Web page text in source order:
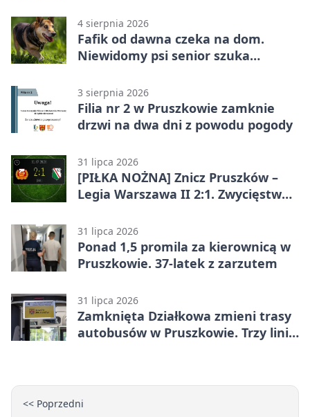
4 sierpnia 2026
Fafik od dawna czeka na dom.
Niewidomy psi senior szuka
3 sierpnia 2026
Filia nr 2 w Pruszkowie zamknie
drzwi na dwa dni z powodu pogody
31 lipca 2026
[PIŁKA NOŻNA] Znicz Pruszków –
Legia Warszawa II 2:1. Zwycięstwo
minucie
31 lipca 2026
Ponad 1,5 promila za kierownicą w
Pruszkowie. 37-latek z zarzutem
31 lipca 2026
Zamknięta Działkowa zmieni trasy
autobusów w Pruszkowie. Trzy linie
<< Poprzedni